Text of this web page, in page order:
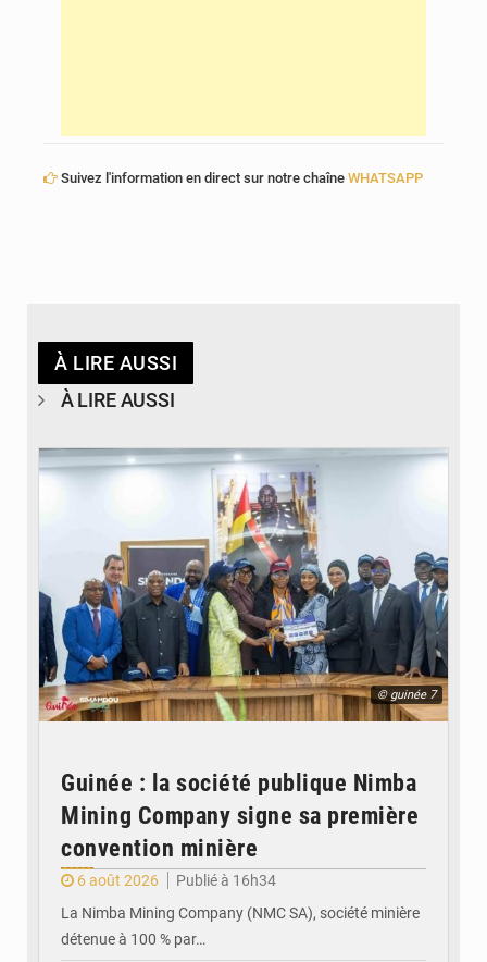
Suivez l'information en direct sur notre chaîne WHATSAPP
À LIRE AUSSI
À LIRE AUSSI
© guinée 7
Guinée : la société publique Nimba
Mining Company signe sa première
convention minière
6 août 2026
Publié à 16h34
La Nimba Mining Company (NMC SA), société minière
détenue à 100 % par…